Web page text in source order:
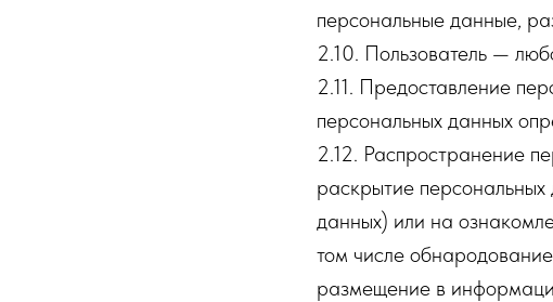
персональные данные,
2.10. Пользователь —
2.11. Предоставление
персональных данных
2.12. Распространение
раскрытие
данных) или на
том числе
размещение в